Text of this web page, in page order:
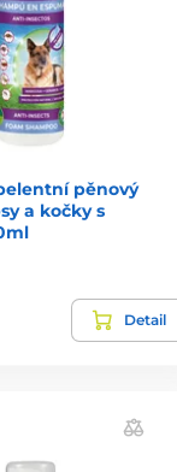
pěnový
a kočky s
Detail